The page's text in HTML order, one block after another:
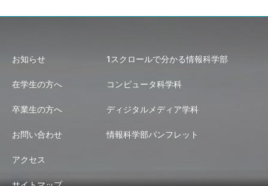
お知らせ
在学生の方へ
卒業生の方へ
お問い合わせ
アクセス
1スクロールで分かる情報科学部
コンピュータ科学科
ディジタルメディア学科
情報科学部パンフレット